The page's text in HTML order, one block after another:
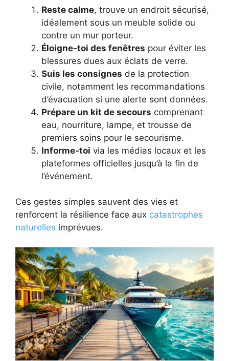
Reste calme, trouve un endroit sécurisé,
idéalement sous un meuble solide ou
contre un mur porteur.
Éloigne-toi des fenêtres pour éviter les
blessures dues aux éclats de verre.
Suis les consignes de la protection
civile, notamment les recommandations
d’évacuation si une alerte sont données.
Prépare un kit de secours comprenant
eau, nourriture, lampe, et trousse de
premiers soins pour le secourisme.
Informe-toi via les médias locaux et les
plateformes officielles jusqu’à la fin de
l’événement.
Ces gestes simples sauvent des vies et
renforcent la résilience face aux catastrophes
naturelles imprévues.